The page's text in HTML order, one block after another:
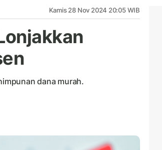
Kamis 28 Nov 2024 20:05 WIB
dana murah.